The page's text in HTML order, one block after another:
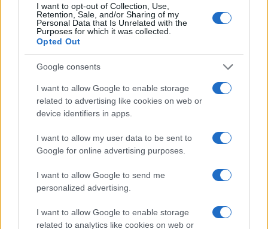
I want to opt-out of Collection, Use,
Retention, Sale, and/or Sharing of my
Personal Data that Is Unrelated with the
Purposes for which it was collected.
Opted Out
Google consents
I want to allow Google to enable storage
related to advertising like cookies on web or
device identifiers in apps.
I want to allow my user data to be sent to
Google for online advertising purposes.
I want to allow Google to send me
personalized advertising.
I want to allow Google to enable storage
related to analytics like cookies on web or
arrivo nei cinema Regal
Ilaria Mauri · 8 Ago 2026